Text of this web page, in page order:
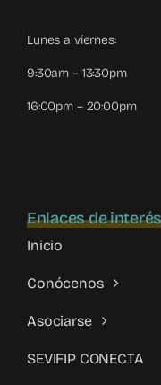
Lunes a viernes:
9:30am – 13:30pm
16:00pm – 20:00pm
Enlaces de interés
Inicio
Conócenos
Asociarse
SEVIFIP CONECTA